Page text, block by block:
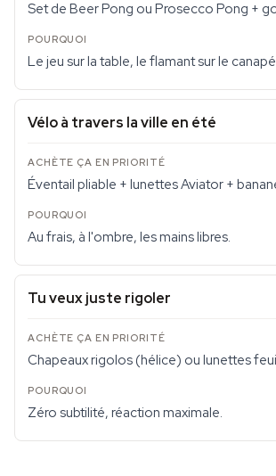
Set de Beer Pong ou Prosecco Pong +
Le jeu sur la table, le flamant sur le
Vélo à travers la ville en été
Éventail pliable + lunettes Aviator +
Au frais, à l'ombre, les mains libres.
Tu veux juste rigoler
Chapeaux rigolos (hélice) ou lunettes
Zéro subtilité, réaction maximale.